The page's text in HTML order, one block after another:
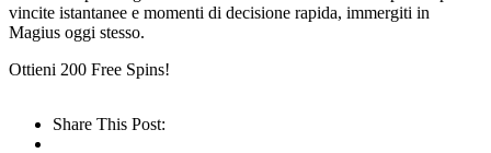
vincite istantanee e momenti di decisione rapida, immergiti in
Magius oggi stesso.
Ottieni 200 Free Spins!
Share This Post: